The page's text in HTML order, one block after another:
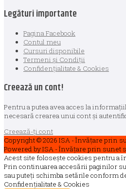
Legături importante
Pagina Facebook
Contul meu
Cursuri disponibile
Termeni și Condiții
Confidențialitate & Cookies
Creează un cont!
Pentru a putea avea acces la
necesară crearea unui cont și
Creează-ți cont
Copyright © 2026 ISA - Învățare prin
Powered byISA - Învățare prin sunet
Acest site folosește cookies pentru a
Prin continuarea accesării paginilor
sau puteți schimba setările conform
Confidențialitate & Cookies